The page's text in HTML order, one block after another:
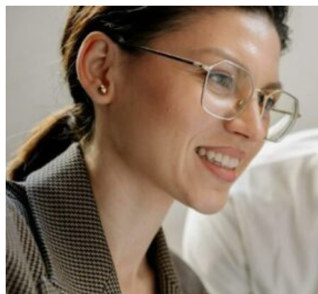
содержимому